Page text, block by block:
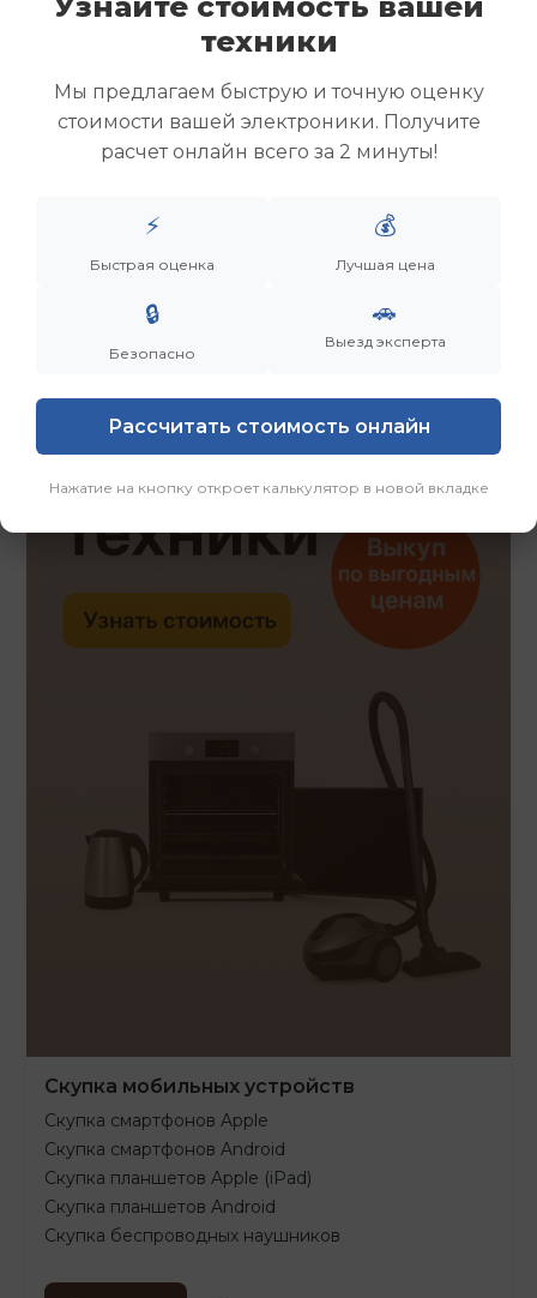
Скупка ноутбуков
Скупка ультрабуков
Скупка рабочих ноутбуков
Скупка старых ноутбуков (б/у)
Скупка внешних жестких дисков
Заказать Смотреть еще
Скупка мобильных устройств
Скупка смартфонов Apple
Скупка смартфонов Android
Скупка планшетов Apple (iPad)
Скупка планшетов Android
Скупка беспроводных наушников
техники
Мы предлагаем быструю и точную оценку
стоимости вашей электроники. Получите
расчет онлайн всего за 2 минуты!
⚡
Быстрая оценка
💰
Лучшая цена
🔒
Безопасно
🚗
Выезд эксперта
Рассчитать стоимость онлайн
Нажатие на кнопку откроет калькулятор в новой вкладке